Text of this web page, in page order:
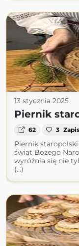
13 stycznia 2025
Piernik
62 3
Piernik
świąt Bożego
wyróżnia się nie
(...)